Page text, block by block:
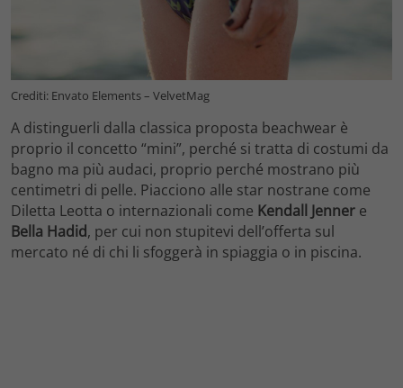
Crediti: Envato Elements – VelvetMag
A distinguerli dalla classica proposta beachwear è
proprio il concetto “mini”, perché si tratta di costumi da
bagno ma più audaci, proprio perché mostrano più
centimetri di pelle. Piacciono alle star nostrane come
Diletta Leotta o internazionali come Kendall Jenner e
Bella Hadid, per cui non stupitevi dell’offerta sul
mercato né di chi li sfoggerà in spiaggia o in piscina.